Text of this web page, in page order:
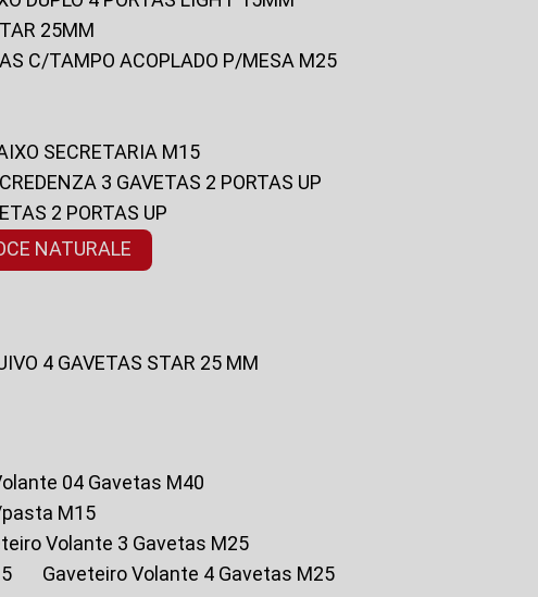
25MM
C/TAMPO ACOPLADO P/MESA M25
SECRETARIA M15
CREDENZA 3 GAVETAS 2 PORTAS UP
2 PORTAS UP
NATURALE
4 GAVETAS STAR 25 MM
04 Gavetas M40
pasta M15
Volante 3 Gavetas M25
Gaveteiro Volante 4 Gavetas M25